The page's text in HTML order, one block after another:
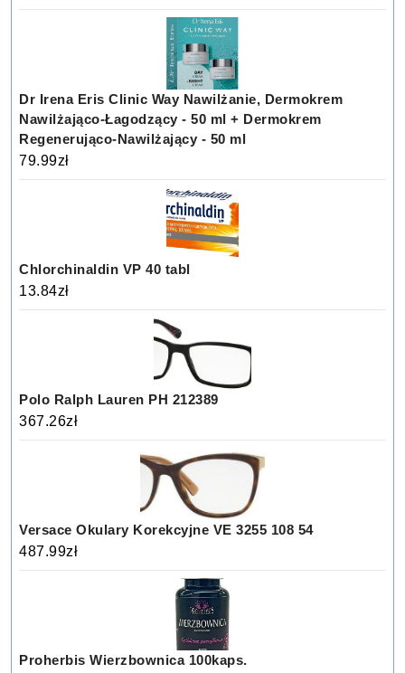
Dr Irena Eris Clinic Way Nawilżanie, Dermokrem
Nawilżająco-Łagodzący - 50 ml + Dermokrem
Regenerująco-Nawilżający - 50 ml
79.99zł
Chlorchinaldin VP 40 tabl
13.84zł
Polo Ralph Lauren PH 212389
367.26zł
Versace Okulary Korekcyjne VE 3255 108 54
487.99zł
Proherbis Wierzbownica 100kaps.